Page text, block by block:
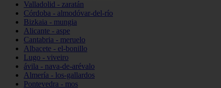
Valladolid - zaratán
Córdoba - almodóvar-del-río
Bizkaia - mungia
Alicante - aspe
Cantabria - meruelo
Albacete - el-bonillo
Lugo - viveiro
ávila - nava-de-arévalo
Almería - los-gallardos
Pontevedra - mos